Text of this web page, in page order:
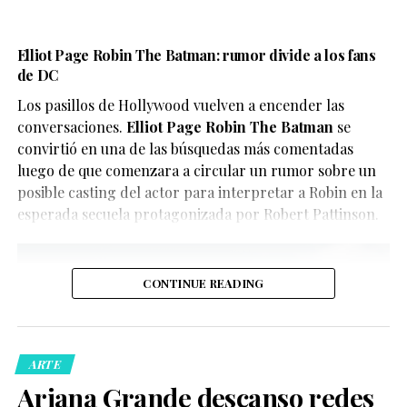
El reparto reúne a figuras como Penélope Cruz,
Glenn Close .
En este caso, el objetivo del video parece ser
únicamente divertir a los seguidores de X-Men, quienes
han convertido el clip en uno de los contenidos virales
del momento.
acudieron al domicilio tras recibir llamadas de personas
preocupadas por el bienestar del creador de contenido.
Posteriormente, las autoridades confirmaron que la
Elliot Page Robin The Batman: rumor divide a los fans
de DC
Los pasillos de Hollywood vuelven a encender las
conversaciones. Elliot Page Robin The Batman se
convirtió en una de las búsquedas más comentadas
luego de que comenzara a circular un rumor sobre un
posible casting del actor para interpretar a Robin en la
esperada secuela protagonizada por Robert Pattinson.
CONTINUE READING
ARTE
Ariana Grande descanso redes